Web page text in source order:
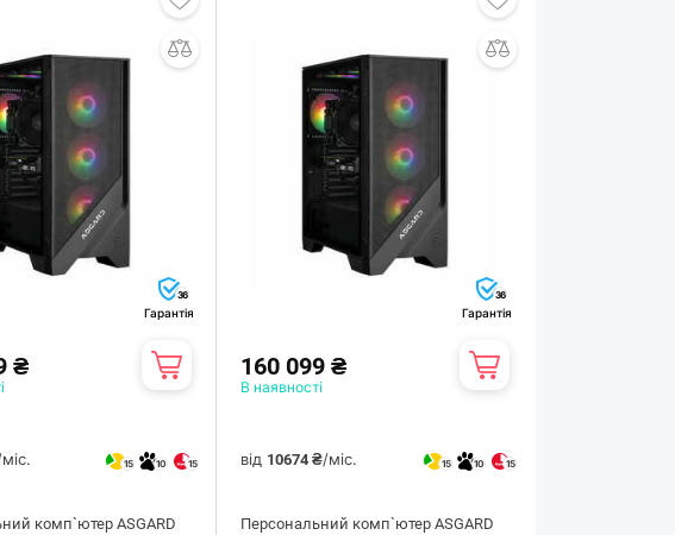
36
Гарантія
₴
15 10 15
комп`ютер ASGARD
36
Гарантія
160 099 ₴
В наявності
від 10674 ₴/міс. 15 10 15
Персональний комп`ютер ASGARD